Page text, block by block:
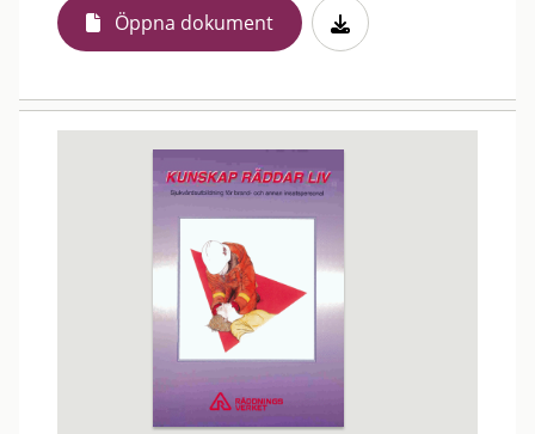
Öppna dokument